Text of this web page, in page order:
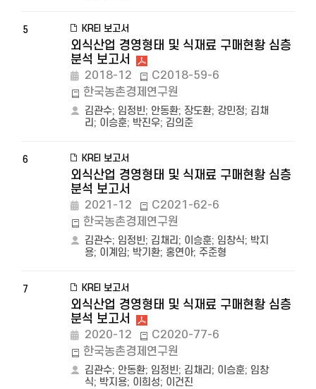
5 KREI 보고서
외식산업 경영형태 및 식재료 구매현황 심층
분석 보고서
2018-12
C2018-59-6
한국농촌경제연구원
김관수; 임정빈; 안동환; 장도환; 강민정; 김채
리 ; 이승훈; 박진우; 김의준
6 KREI 보고서
외식산업 경영형태 및 식재료 구매현황 심층
분석 보고서
2021-12
C2021-62-6
한국농촌경제연구원
김관수; 임정빈; 김채리 ; 이승훈; 임창식; 박지
용; 이계임; 박기환; 홍연아; 주준형
7 KREI 보고서
외식산업 경영형태 및 식재료 구매현황 심층
분석 보고서
2020-12
C2020-77-6
한국농촌경제연구원
김관수; 안동환; 임정빈; 김채리 ; 이승훈; 임창
식; 박지용; 이희성; 이건진